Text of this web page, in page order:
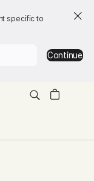
specific to
Continue